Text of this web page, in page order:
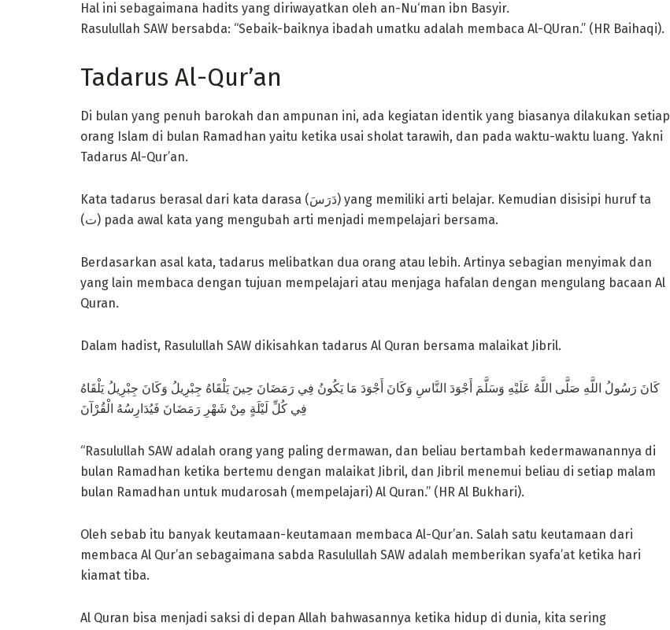
Hal ini sebagaimana hadits yang diriwayatkan oleh an-Nu‘man ibn Basyir.
Rasulullah SAW bersabda: “Sebaik-baiknya ibadah umatku adalah membaca Al-QUran.” (HR Baihaqi).
Tadarus Al-Qur’an
Di bulan yang penuh barokah dan ampunan ini, ada kegiatan identik yang biasanya dilakukan setiap
orang Islam di bulan Ramadhan yaitu ketika usai sholat tarawih, dan pada waktu-waktu luang. Yakni
Tadarus Al-Qur’an.
Kata tadarus berasal dari kata darasa (دَرَسَ) yang memiliki arti belajar. Kemudian disisipi huruf ta
(ت) pada awal kata yang mengubah arti menjadi mempelajari bersama.
Berdasarkan asal kata, tadarus melibatkan dua orang atau lebih. Artinya sebagian menyimak dan
yang lain membaca dengan tujuan mempelajari atau menjaga hafalan dengan mengulang bacaan Al
Quran.
Dalam hadist, Rasulullah SAW dikisahkan tadarus Al Quran bersama malaikat Jibril.
فِي كُلِّ لَيْلَةٍ مِنْ شَهْرِ رَمَضَانَ فَيُدَارِسُهُ الْقُرْآنَ
“Rasulullah SAW adalah orang yang paling dermawan, dan beliau bertambah kedermawanannya di
bulan Ramadhan ketika bertemu dengan malaikat Jibril, dan Jibril menemui beliau di setiap malam
bulan Ramadhan untuk mudarosah (mempelajari) Al Quran.” (HR Al Bukhari).
Oleh sebab itu banyak keutamaan-keutamaan membaca Al-Qur’an. Salah satu keutamaan dari
membaca Al Qur’an sebagaimana sabda Rasulullah SAW adalah memberikan syafa’at ketika hari
kiamat tiba.
Al Quran bisa menjadi saksi di depan Allah bahwasannya ketika hidup di dunia, kita sering